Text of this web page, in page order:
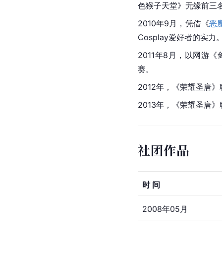
色猴子天堂》无缘前三
2010年9月，凭借《恶
Cosplay爱好者的实力
2011年8月，以网游《
赛。
2012年，《荣耀圣唐
2013年，《荣耀圣唐
社团作品
时 间
2008年05月